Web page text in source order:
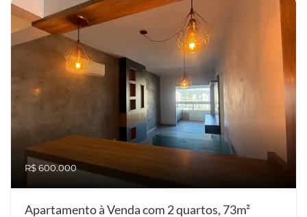
R$ 600.000
Apartamento à Venda com 2 quartos, 73m²